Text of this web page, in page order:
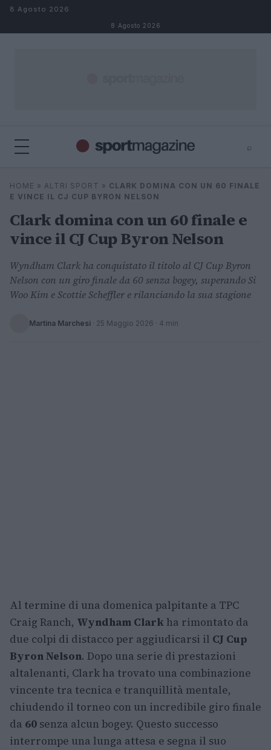
Salta al contenuto
8 Agosto 2026
8 Agosto 2026
⌕
Cerca
⌕ ×
HOME » ALTRI SPORT » CLARK DOMINA CON UN 60 FINALE
E VINCE IL CJ CUP BYRON NELSON
Clark domina con un 60 finale e
vince il CJ Cup Byron Nelson
Wyndham Clark ha conquistato il titolo al CJ Cup Byron
Nelson con un giro finale da 60 senza bogey, superando Si
Woo Kim e Scottie Scheffler e rilanciando la sua stagione
Martina Marchesi · 25 Maggio 2026 · 4 min
Al termine di una domenica palpitante a TPC
Craig Ranch, Wyndham Clark ha rimontato da
due colpi di distacco per aggiudicarsi il CJ Cup
Byron Nelson. Dopo una serie di prestazioni
altalenanti, Clark ha trovato una combinazione
vincente tra tecnica e tranquillità mentale,
chiudendo il torneo con un incredibile giro finale
da 60 senza alcun bogey. Questo successo
interrompe una lunga attesa e segna il suo